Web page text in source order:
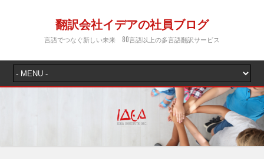
翻訳会社イデアの社員ブログ
言語でつなぐ新しい未来 80言語以上の多言語翻訳サービス